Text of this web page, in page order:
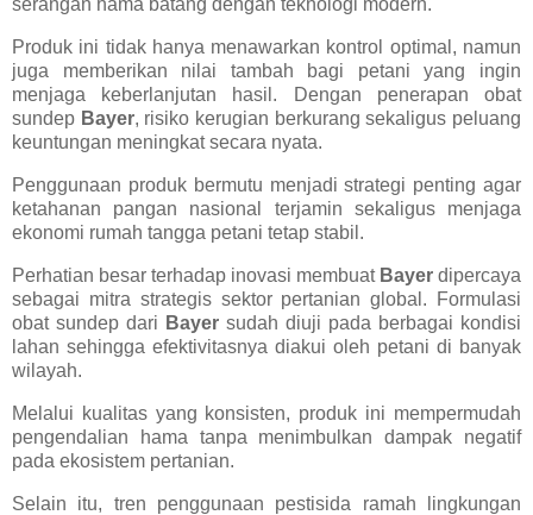
serangan hama batang dengan teknologi modern.
Produk ini tidak hanya menawarkan kontrol optimal, namun
juga memberikan nilai tambah bagi petani yang ingin
menjaga keberlanjutan hasil. Dengan penerapan obat
sundep Bayer, risiko kerugian berkurang sekaligus peluang
keuntungan meningkat secara nyata.
Penggunaan produk bermutu menjadi strategi penting agar
ketahanan pangan nasional terjamin sekaligus menjaga
ekonomi rumah tangga petani tetap stabil.
Perhatian besar terhadap inovasi membuat Bayer dipercaya
sebagai mitra strategis sektor pertanian global. Formulasi
obat sundep dari Bayer sudah diuji pada berbagai kondisi
lahan sehingga efektivitasnya diakui oleh petani di banyak
wilayah.
Melalui kualitas yang konsisten, produk ini mempermudah
pengendalian hama tanpa menimbulkan dampak negatif
pada ekosistem pertanian.
Selain itu, tren penggunaan pestisida ramah lingkungan